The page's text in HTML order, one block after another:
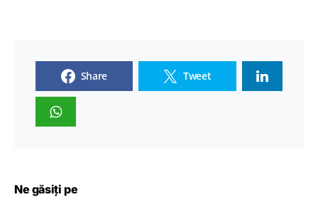
Share Tweet
Ne găsiți pe